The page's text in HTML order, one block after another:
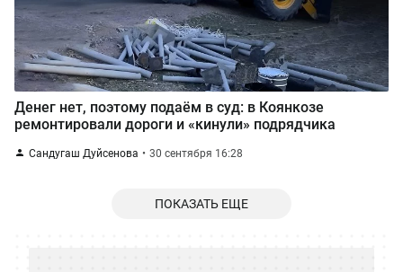
Денег нет, поэтому подаём в суд: в Коянкозе
ремонтировали дороги и «кинули» подрядчика
Сандугаш Дуйсенова 30 сентября 16:28
ПОКАЗАТЬ ЕЩЕ